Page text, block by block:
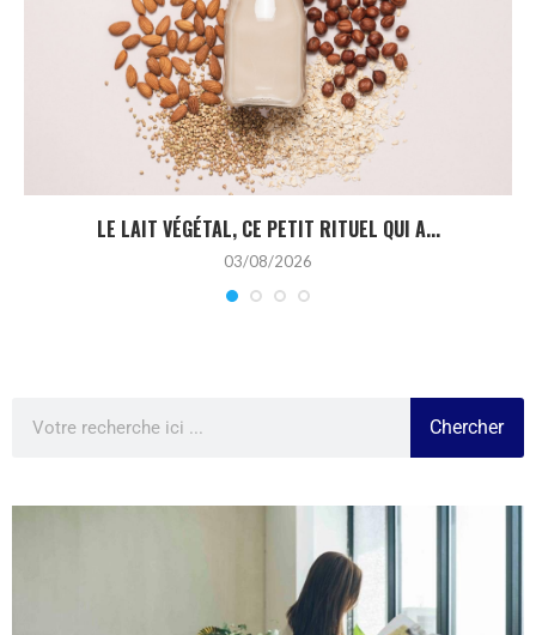
LE LAIT VÉGÉTAL, CE PETIT RITUEL QUI A...
03/08/2026
Chercher